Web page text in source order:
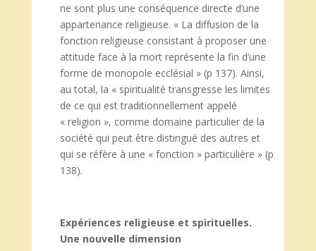
ne sont plus une conséquence directe d’une
appartenance religieuse. « La diffusion de la
fonction religieuse consistant à proposer une
attitude face à la mort représente la fin d’une
forme de monopole ecclésial » (p 137). Ainsi,
au total, la « spiritualité transgresse les limites
de ce qui est traditionnellement appelé
« religion », comme domaine particulier de la
société qui peut être distingué des autres et
qui se réfère à une « fonction » particulière » (p
138).
Expériences religieuse et spirituelles.
Une nouvelle dimension